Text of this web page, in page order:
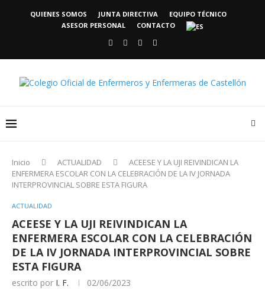
QUIENES SOMOS JUNTA DIRECTIVA
EQUIPO TÉCNICO
ASESOR PERSONAL
CONTACTO
Inicio ACTUALIDAD
ACEESE Y LA UJI REIVINDICAN LA
ENFERMERA ESCOLAR CON LA CELEBRACIÓN DE LA IV JORNADA
INTERPROVINCIAL SOBRE ESTA FIGURA
ACTUALIDAD
ACEESE Y LA UJI REIVINDICAN LA
ENFERMERA ESCOLAR CON LA CELEBRACIÓN
DE LA IV JORNADA INTERPROVINCIAL SOBRE
ESTA FIGURA
escrito por I. F. 02/06/2023